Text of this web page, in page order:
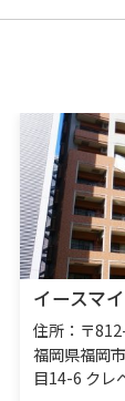
イースマ
住所：〒
福岡県福岡
目14-6 クレ